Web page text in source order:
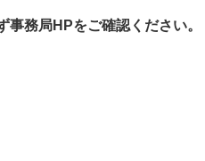
務局HPをご確認ください。